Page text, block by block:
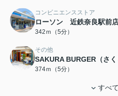
コンビニエンスストア
ローソン 近鉄奈良駅前
342ｍ（5分）
その他
SAKURA BURGER（さく
374ｍ（5分）
すべ